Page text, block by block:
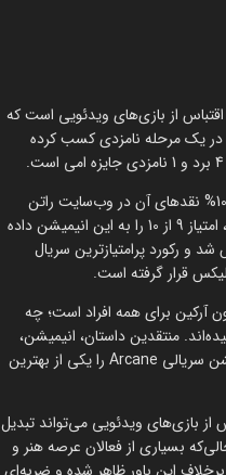
از بازی‌های ویدئویی است که
در یک مرحله نامزدی کسب کرده
نمرات انیمیشن آرکین از سوی بینندگان و منتقدین نیز بسیار درخشان است. این اثر جزء معدود عناوینی است که 100% نقدهای آن در وب‌سایت راتن
تومیتوز، که شامل 39 نقد می‌شود، نقد مثبت ارزیابی شده‌اند. همچنین وب‌سایت IMDb نیز براساس نظرات کاربران، امتیاز 9 از 10 را به این انیمیشن داده
شماره یک شبکه نتفلیکس شد و رکورد پرامتیازترین سریال
آرکین برای همه افراد است؛ چه
منتقدین داستان، انیمیشن،
جهان‌سازی، سکانس‌های اکشن، صداپیشگی، میزان احساسی بودن اثر و شخصیت‌های آن را تحسین کرده و انیمیشن سریالی Arcane را یکی از بهترین
از بازی‌های ویدئویی می‌تواند تبدیل
بسیاری از فعالان عرصه هنر و